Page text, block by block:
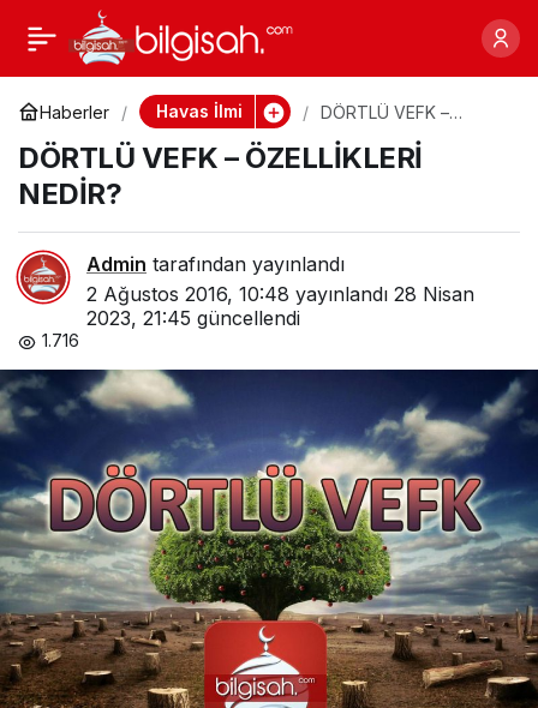
Haberler Havas İlmi
DÖRTLÜ VEFK –
DÖRTLÜ VEFK – ÖZELLİKLERİ
NEDİR?
Admin tarafından yayınlandı
2 Ağustos 2016, 10:48 yayınlandı 28 Nisan
2023, 21:45 güncellendi
1.716
MÜHİM BİR HACET İÇİN Paylaş